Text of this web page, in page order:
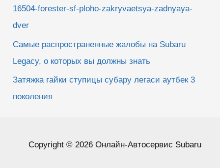
16504-forester-sf-ploho-zakryvaetsya-zadnyaya-
dver
Самые распространенные жалобы на Subaru
Legacy, о которых вы должны знать
Затяжка гайки ступицы субару легаси аутбек 3
поколения
Copyright © 2026 Онлайн-Автосервис Subaru